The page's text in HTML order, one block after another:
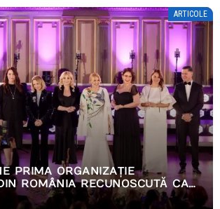
ARTICOLE
PRIMA ORGANIZAȚIE
ROMÂNIA RECUNOSCUTĂ CA
PRACTICI ÎN EUROPA